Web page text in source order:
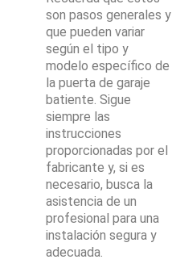
son pasos generales y
que pueden variar
según el tipo y
modelo específico de
la puerta de garaje
batiente. Sigue
siempre las
instrucciones
proporcionadas por el
fabricante y, si es
necesario, busca la
asistencia de un
profesional para una
instalación segura y
adecuada.